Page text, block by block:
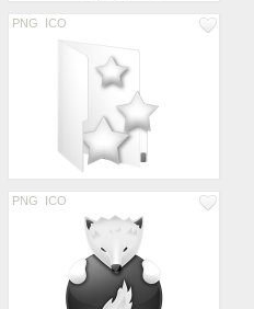
PNG ICO
PNG ICO